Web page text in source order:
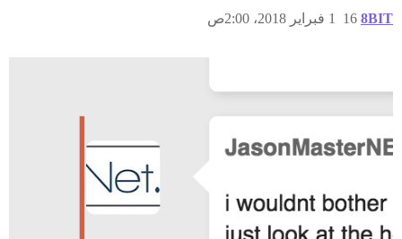
8BIT 1 فبراير 2018، 2:00ص 16